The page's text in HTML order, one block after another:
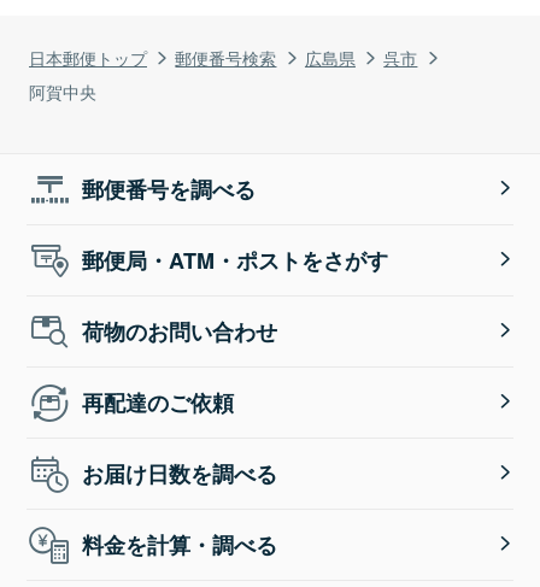
日本郵便トップ 郵便番号検索 広島県
呉市
阿賀中央
郵便番号を調べる
郵便局・ATM・ポストをさがす
荷物のお問い合わせ
再配達のご依頼
お届け日数を調べる
料金を計算・調べる